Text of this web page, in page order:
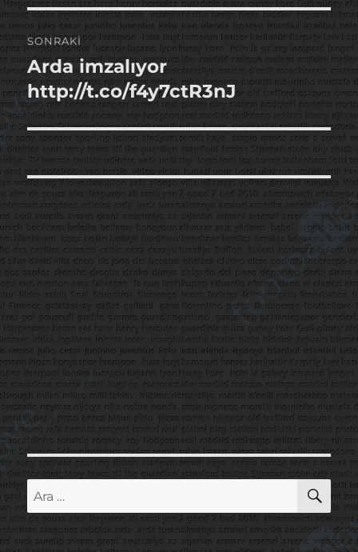
SONRAKI
Sonraki
yazı:
Arda imzalıyor
http://t.co/f4y7ctR3nJ
Ara: